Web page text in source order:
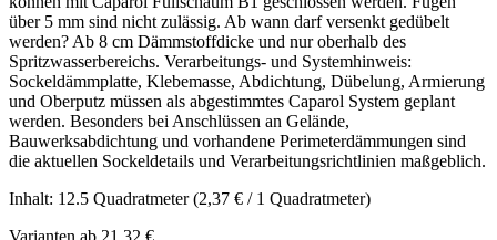
Inhalt: 12.5 Quadratmeter(2,37 € / 1 Quadratmeter)